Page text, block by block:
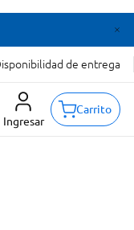
de entrega
Ingresar
Carrito